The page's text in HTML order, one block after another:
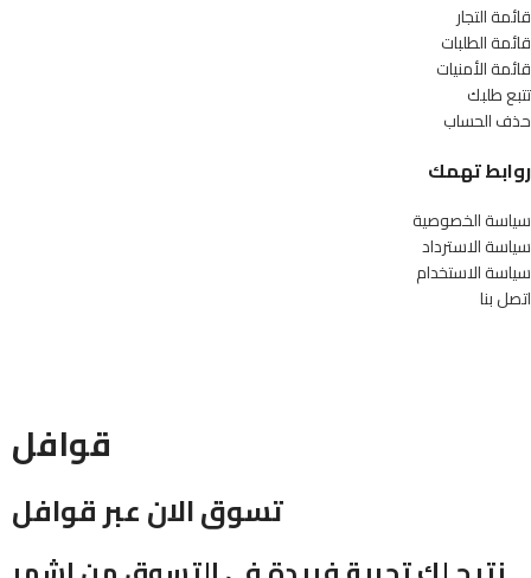
قائمة التجار
قائمة الطلبات
قائمة الأمنيات
تتبع طلبك
حذف الحساب
روابط تهمك
سياسة الخصوصية
سياسة الاسترداد
سياسة الاستخدام
اتصل بنا
قوافل
تسوق الان عبر قوافل